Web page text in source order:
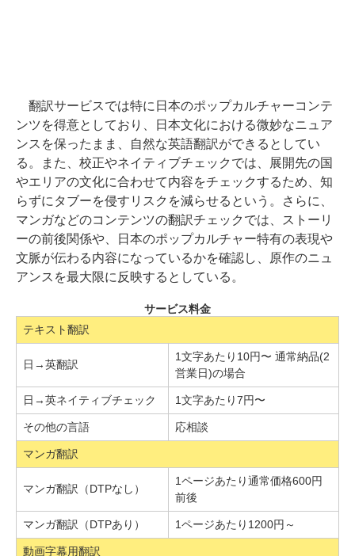
翻訳サービスでは特に日本のポップカルチャーコンテ
ンツを得意としており、日本文化における微妙なニュア
ンスを保ったまま、自然な英語翻訳ができるとしてい
る。また、校正やネイティブチェックでは、展開先の国
やエリアの文化に合わせて内容をチェックするため、知
らずにタブーを侵すリスクを減らせるという。さらに、
マンガなどのコンテンツの翻訳チェックでは、ストーリ
ーの前後関係や、日本のポップカルチャー特有の表現や
文脈が伝わる内容になっているかを確認し、原作のニュ
アンスを最大限に反映するとしている。
サービス料金
テキスト翻訳
日→英翻訳
1文字あたり10円〜 通常納品(2
営業日)の場合
日→英ネイティブチェック 1文字あたり7円〜
その他の言語 応相談
マンガ翻訳
マンガ翻訳（DTPなし）
1ページあたり通常価格600円
前後
マンガ翻訳（DTPあり） 1ページあたり1200円～
動画字幕用翻訳